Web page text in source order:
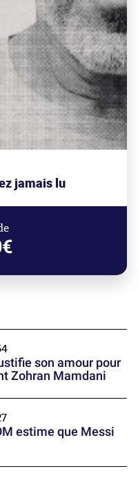
jamais lu
son amour pour
Zohran Mamdani
estime que Messi